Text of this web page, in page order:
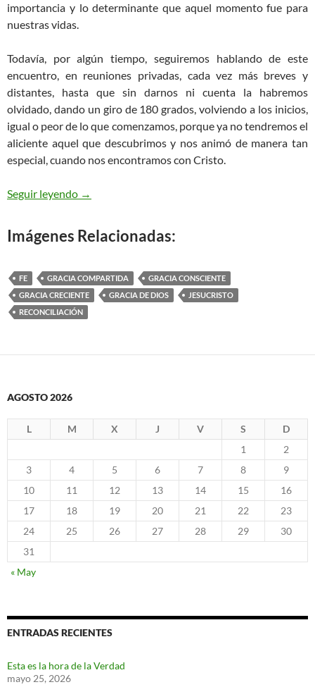
importancia y lo determinante que aquel momento fue para
nuestras vidas.
Todavía, por algún tiempo, seguiremos hablando de este
encuentro, en reuniones privadas, cada vez más breves y
distantes, hasta que sin darnos ni cuenta la habremos
olvidado, dando un giro de 180 grados, volviendo a los inicios,
igual o peor de lo que comenzamos, porque ya no tendremos el
aliciente aquel que descubrimos y nos animó de manera tan
especial, cuando nos encontramos con Cristo.
Seguir leyendo Un encuentro determinante en nuestras vidas
→
Imágenes Relacionadas:
FE GRACIA COMPARTIDA
GRACIA CONSCIENTE
GRACIA CRECIENTE
GRACIA DE DIOS
JESUCRISTO
RECONCILIACIÓN
AGOSTO 2026
L M X J V S
D
1
2
3
4 5 6 7 8
9
10
11 12 13 14 15
16
17
18 19 20 21 22
23
24
25 26 27 28 29
30
31
« May
ENTRADAS RECIENTES
Esta es la hora de la Verdad
mayo 25, 2026